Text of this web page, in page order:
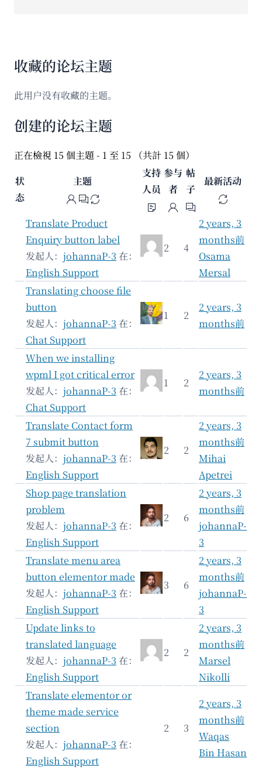
收藏的论坛主题
此用户没有收藏的主题。
创建的论坛主题
正在檢視 15 個主題 - 1 至 15 （共計 15 個）
状
态
主题
支持
人员
参与
者
帖
子
最新活动
Translate Product
Enquiry button label
发起人： johannaP-3 在：
English Support
2 4
2 years, 3
months前
Osama
Mersal
Translating choose file
button
发起人： johannaP-3 在：
Chat Support
1 2
2 years, 3
months前
When we installing
wpml I got critical error
发起人： johannaP-3 在：
Chat Support
1 2
2 years, 3
months前
Translate Contact form
7 submit button
发起人： johannaP-3 在：
English Support
2 2
2 years, 3
months前
Mihai
Apetrei
Shop page translation
problem
发起人： johannaP-3 在：
English Support
2 6
2 years, 3
months前
johannaP-
3
Translate menu area
button elementor made
发起人： johannaP-3 在：
English Support
3 6
2 years, 3
months前
johannaP-
3
Update links to
translated language
发起人： johannaP-3 在：
English Support
2 2
2 years, 3
months前
Marsel
Nikolli
Translate elementor or
theme made service
section
发起人： johannaP-3 在：
English Support
2 3
2 years, 3
months前
Waqas
Bin Hasan